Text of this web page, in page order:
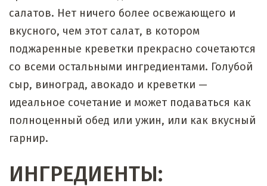
салатов. Нет ничего более освежающего и
вкусного, чем этот салат, в котором
поджаренные креветки прекрасно сочетаются
со всеми остальными ингредиентами. Голубой
сыр, виноград, авокадо и креветки —
идеальное сочетание и может подаваться как
полноценный обед или ужин, или как вкусный
гарнир.
ИНГРЕДИЕНТЫ: